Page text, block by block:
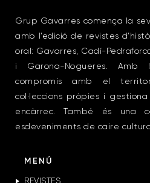
Grup Gavarres comença la
amb l’edició de revistes
oral: Gavarres, Cadí-
i Garona-Nogueres.
compromís amb el
col·leccions pròpies i
encàrrec. També és una
esdeveniments de caire
MENÚ
REVISTES